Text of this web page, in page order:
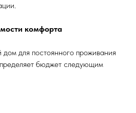
комфорта
для постоянного проживания
бюджет следующим